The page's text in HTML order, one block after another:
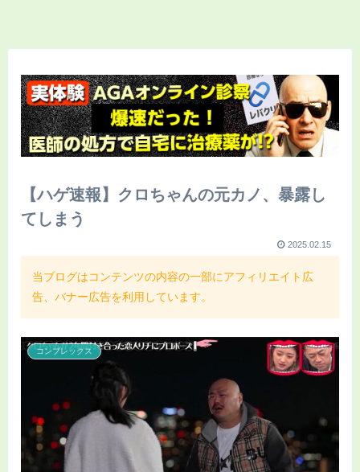
【ハゲ速報】クロちゃんの元カノ、暴露し
てしまう
2025.02.15
当ブログはコンテンツの内容の一部にアフィリエイト広
告、バナー広告を利用しています。
コンプレックス